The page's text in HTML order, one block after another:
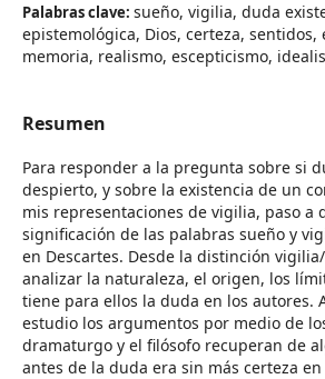
Palabras clave: sueño, vigilia, duda
epistemológica, Dios, certeza, sentidos,
memoria, realismo, escepticismo,
Resumen
Para responder a la pregunta sobre si
despierto, y sobre la existencia de un
mis representaciones de vigilia, paso a
significación de las palabras sueño y
en Descartes. Desde la distinción
analizar la naturaleza, el origen, los
tiene para ellos la duda en los autores.
estudio los argumentos por medio de
dramaturgo y el filósofo recuperan de
antes de la duda era sin más certeza